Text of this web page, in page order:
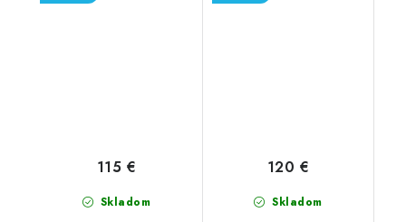
Skladom
115 €
Skladom
120 €